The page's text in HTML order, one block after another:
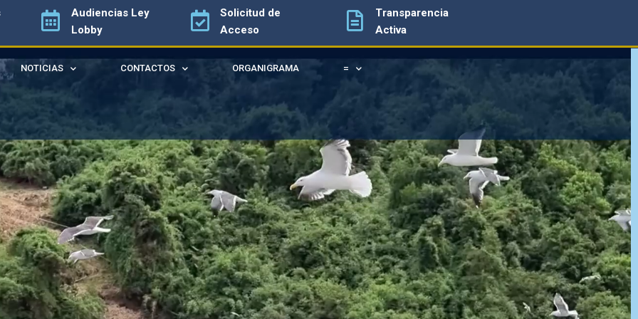
Audiencias Ley
Lobby
Solicitud de
Acceso
Transparencia
Activa
NOTICIAS CONTACTOS ORGANIGRAMA =